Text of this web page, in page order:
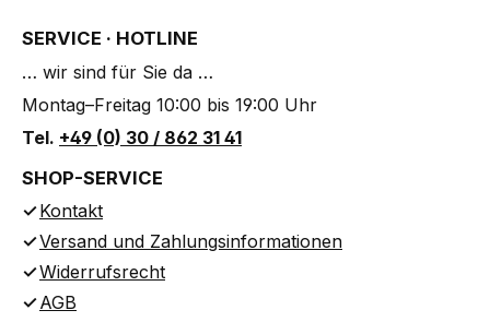
SERVICE · HOTLINE
… wir sind für Sie da …
Montag–Freitag 10:00 bis 19:00 Uhr
Tel. +49 (0) 30 / 862 31 41
SHOP-SERVICE
Kontakt
Versand und Zahlungsinformationen
Widerrufsrecht
AGB